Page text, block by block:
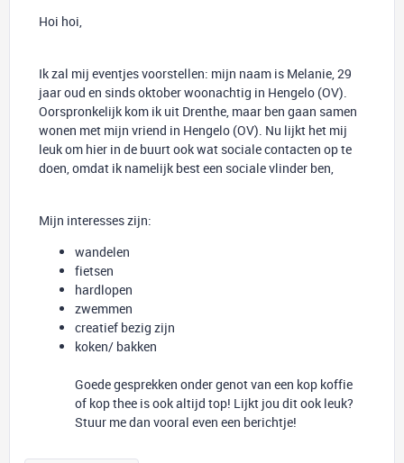
Hoi hoi,
Ik zal mij eventjes voorstellen: mijn naam is Melanie, 29
jaar oud en sinds oktober woonachtig in Hengelo (OV).
Oorspronkelijk kom ik uit Drenthe, maar ben gaan samen
wonen met mijn vriend in Hengelo (OV). Nu lijkt het mij
leuk om hier in de buurt ook wat sociale contacten op te
doen, omdat ik namelijk best een sociale vlinder ben,
Mijn interesses zijn:
wandelen
fietsen
hardlopen
zwemmen
creatief bezig zijn
koken/ bakken
Goede gesprekken onder genot van een kop koffie
of kop thee is ook altijd top! Lijkt jou dit ook leuk?
Stuur me dan vooral even een berichtje!